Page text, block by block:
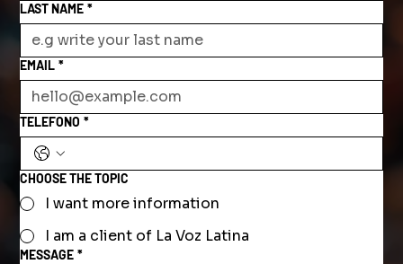
LAST NAME *
EMAIL *
TELEFONO *
CHOOSE THE TOPIC
I want more information
I am a client of La Voz Latina
MESSAGE *